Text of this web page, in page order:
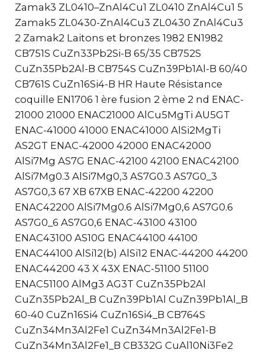
Zamak3 ZL0410–ZnAl4Cu1 ZL0410 ZnAl4Cu1 5
Zamak5 ZL0430-ZnAl4Cu3 ZL0430 ZnAl4Cu3
2 Zamak2 Laitons et bronzes 1982 EN1982
CB751S CuZn33Pb2Si-B 65/35 CB752S
CuZn35Pb2Al-B CB754S CuZn39Pb1Al-B 60/40
CB761S CuZn16Si4-B HR Haute Résistance
coquille EN1706 1 ère fusion 2 ème 2 nd ENAC-
21000 21000 ENAC21000 AlCu5MgTi AU5GT
ENAC-41000 41000 ENAC41000 AlSi2MgTi
AS2GT ENAC-42000 42000 ENAC42000
AlSi7Mg AS7G ENAC-42100 42100 ENAC42100
AlSi7Mg0.3 AlSi7Mg0,3 AS7G0.3 AS7G0_3
AS7G0,3 67 XB 67XB ENAC-42200 42200
ENAC42200 AlSi7Mg0.6 AlSi7Mg0,6 AS7G0.6
AS7G0_6 AS7G0,6 ENAC-43100 43100
ENAC43100 AS10G ENAC44100 44100
ENAC44100 AlSi12(b) AlSi12 ENAC-44200 44200
ENAC44200 43 X 43X ENAC-51100 51100
ENAC51100 AlMg3 AG3T CuZn35Pb2Al
CuZn35Pb2Al_B CuZn39Pb1Al CuZn39Pb1Al_B
60-40 CuZn16Si4 CuZn16Si4_B CB764S
CuZn34Mn3Al2Fe1 CuZn34Mn3Al2Fe1-B
CuZn34Mn3Al2Fe1_B CB332G CuAl10Ni3Fe2